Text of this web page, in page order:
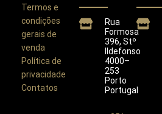
Termos e
condições
gerais de
venda
Política de
privacidade
Contatos
Rua
Formosa
396, Stº
Ildefonso
4000–
253
Porto
Portugal